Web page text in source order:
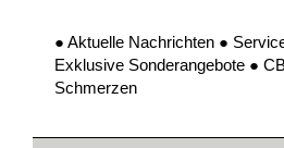
● Aktuelle Nachrichten ●
Exklusive Sonderangebote ●
Schmerzen